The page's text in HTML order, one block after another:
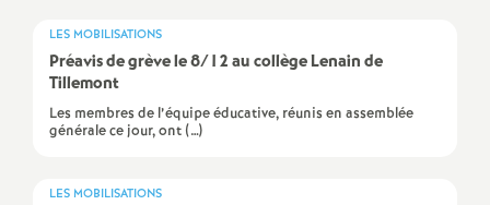
E
n
LES MOBILISATIONS
Préavis de grève le 8/12 au collège Lenain de
Tillemont
Les membres de l’équipe éducative, réunis en assemblée
générale ce jour, ont (…)
LES MOBILISATIONS